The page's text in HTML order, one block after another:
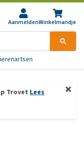
AanmeldenWinkelmandje
Trovet Lees